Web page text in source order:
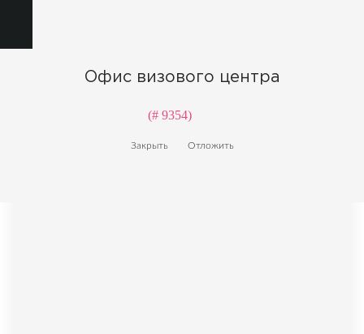
Офис визового центра
(# 9354)
Закрыть Отложить